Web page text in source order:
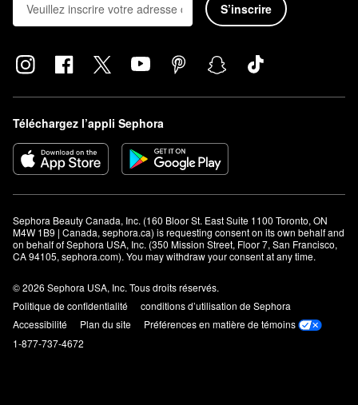
S’inscrire
Téléchargez l’appli Sephora
Sephora Beauty Canada, Inc. (160 Bloor St. East Suite 1100 Toronto, ON
M4W 1B9 | Canada, sephora.ca) is requesting consent on its own behalf and
on behalf of Sephora USA, Inc. (350 Mission Street, Floor 7, San Francisco,
CA 94105, sephora.com). You may withdraw your consent at any time.
© 2026 Sephora USA, Inc. Tous droits réservés.
Politique de confidentialité
conditions d’utilisation de Sephora
Accessibilité
Plan du site
Préférences en matière de témoins
1-877-737-4672